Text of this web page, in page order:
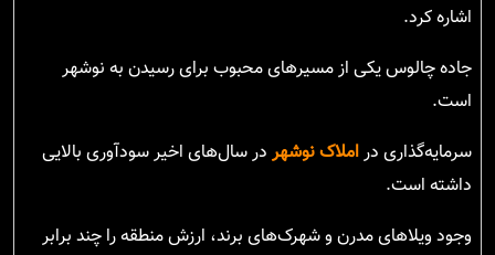
اشاره کرد.
جاده چالوس یکی از مسیرهای محبوب برای رسیدن به نوشهر
است.
سرمایه‌گذاری دراملاک نوشهر در سال‌های اخیر سودآوری بالایی
داشته است.
وجود ویلاهای مدرن و شهرک‌های برند، ارزش منطقه را چند برابر